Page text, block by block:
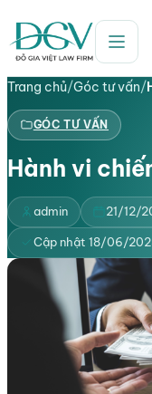
Trang chủ/Góc tư vấn/
GÓC TƯ VẤN
Hành vi
admin 21/12/
Cập nhật 18/06/